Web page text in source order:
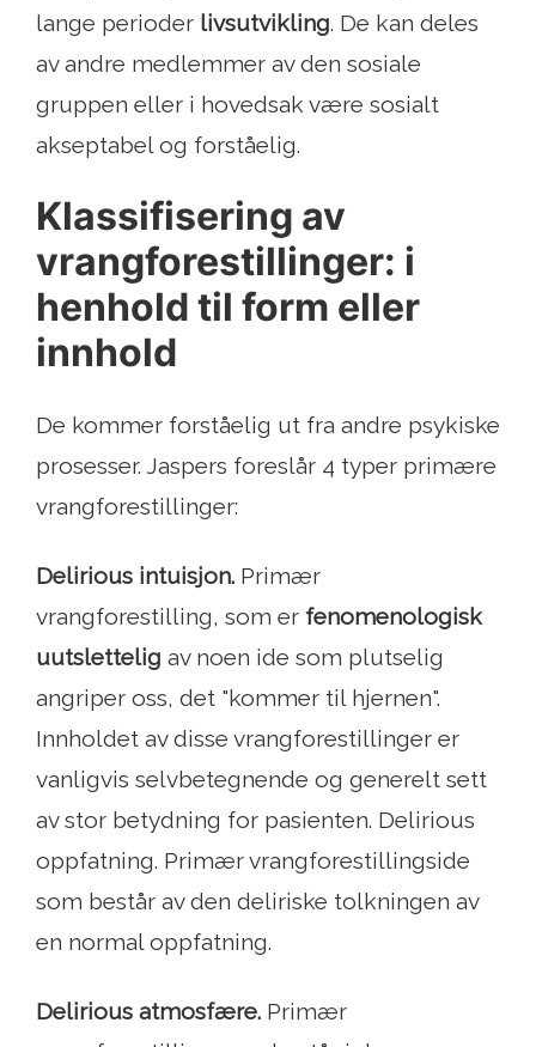
lange perioder livsutvikling. De kan deles
av andre medlemmer av den sosiale
gruppen eller i hovedsak være sosialt
akseptabel og forståelig.
Klassifisering av
vrangforestillinger: i
henhold til form eller
innhold
De kommer forståelig ut fra andre psykiske
prosesser. Jaspers foreslår 4 typer primære
vrangforestillinger:
Delirious intuisjon. Primær
vrangforestilling, som er fenomenologisk
uutslettelig av noen ide som plutselig
angriper oss, det "kommer til hjernen".
Innholdet av disse vrangforestillinger er
vanligvis selvbetegnende og generelt sett
av stor betydning for pasienten. Delirious
oppfatning. Primær vrangforestillingside
som består av den deliriske tolkningen av
en normal oppfatning.
Delirious atmosfære. Primær